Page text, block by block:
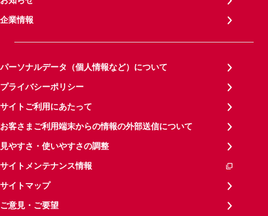
企業情報
パーソナルデータ（個人情報など）について
プライバシーポリシー
サイトご利用にあたって
お客さまご利用端末からの情報の外部送信について
見やすさ・使いやすさの調整
サイトメンテナンス情報
サイトマップ
ご意見・ご要望